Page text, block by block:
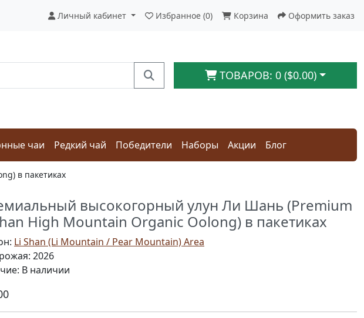
Личный кабинет Избранное (0) Корзина Оформить заказ
ТОВАРОВ: 0 ($0.00)
чаи Редкий чай Победители Наборы Акции Блог
в пакетиках
высокогорный улун Ли Шань (Premium
High Mountain Organic Oolong) в пакетиках
Li Shan (Li Mountain / Pear Mountain) Area
2026
В наличии